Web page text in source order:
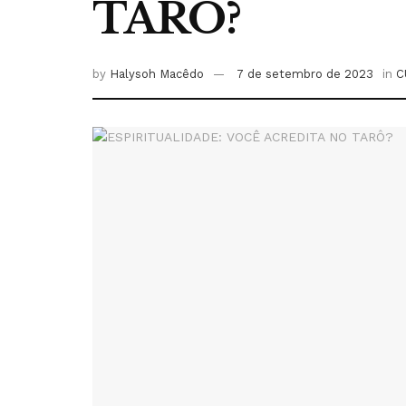
TARÔ?
by Halysoh Macêdo 7 de setembro de 2023 in